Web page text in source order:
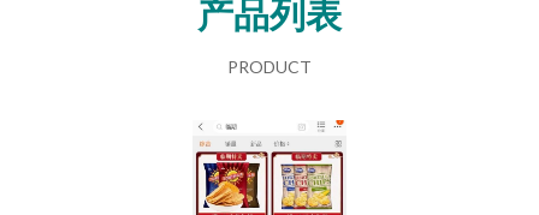
产品列表
PRODUCT